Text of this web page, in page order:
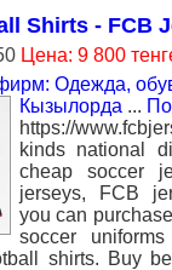
Shirts - FCB
Цена: 9 800
Одежда,
Кызылорда ...
https://
kinds national
cheap soccer
jerseys, FCB
you can
soccer
shirts. Buy